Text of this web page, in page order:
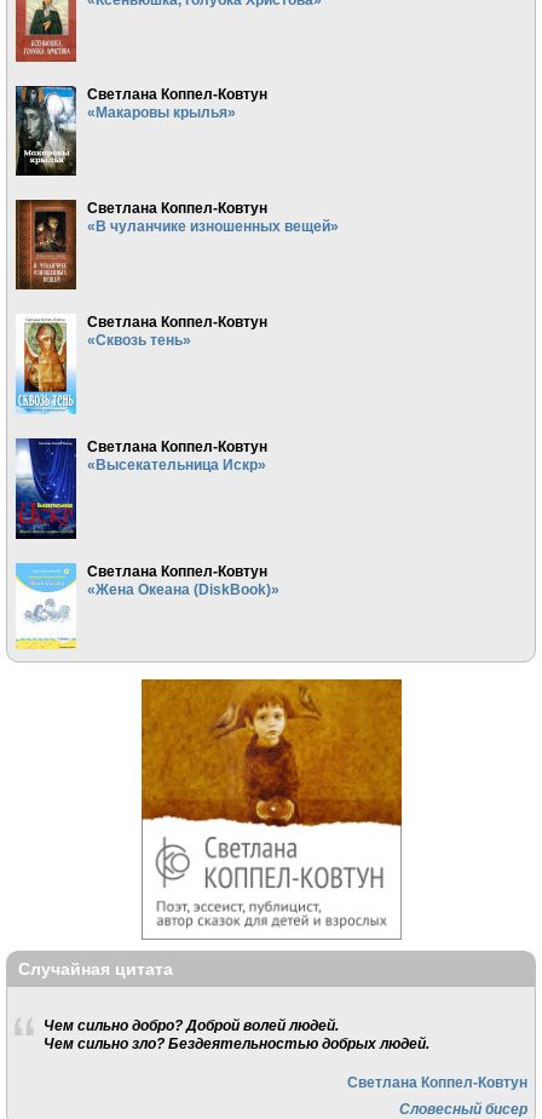
Светлана Коппел-Ковтун
«Макаровы крылья»
Светлана Коппел-Ковтун
«В чуланчике изношенных вещей»
Светлана Коппел-Ковтун
«Сквозь тень»
Светлана Коппел-Ковтун
«Высекательница Искр»
Светлана Коппел-Ковтун
«Жена Океана (DiskBook)»
Случайная цитата
Чем сильно добро? Доброй волей людей.
Чем сильно зло? Бездеятельностью добрых людей.
Светлана Коппел-Ковтун
Словесный бисер